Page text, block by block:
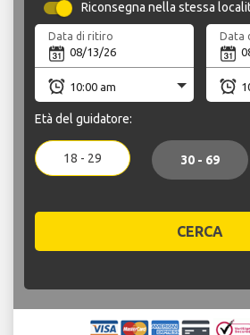
Riconsegna nella stessa
Data di ritiro Data
Età del guidatore:
18 - 29 30 - 69
CERCA